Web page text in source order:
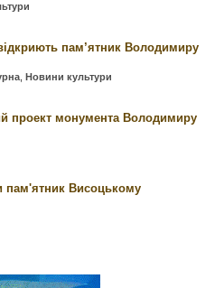
пам’ятник Володимиру
,Новини культури
проект монумента Володимиру
пам'ятник Висоцькому